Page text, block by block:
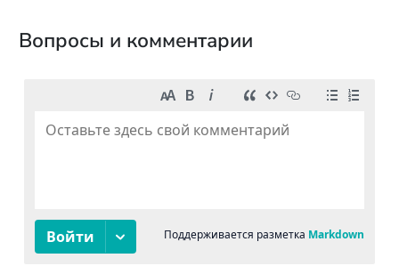
Вопросы и комментарии